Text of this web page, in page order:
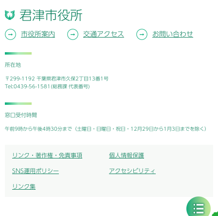
君津市役所
市役所案内 交通アクセス お問い合わせ
所在地
〒299-1192 千葉県君津市久保2丁目13番1号
Tel:0439-56-1581(総務課 代表番号)
窓口受付時間
午前9時から午後4時30分まで（土曜日・日曜日・祝日・12月29日から1月3日までを除く）
リンク・著作権・免責事項 個人情報保護
SNS運用ポリシー アクセシビリティ
リンク集